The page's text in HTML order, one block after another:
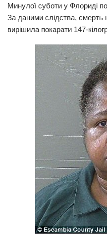
Цікаво
Наука
Історії
Рецепти
Привітання
Кримінал
Курйози
Суспільство
Культура
Шоу-біз
Минулої суботи у Флориді
За даними слідства, смерть
вирішила покарати 147-